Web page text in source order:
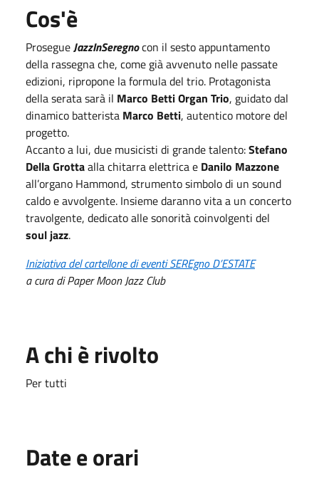
Cos'è
ProsegueJazzInSeregnocon il sesto appuntamento
della rassegna che, come già avvenuto nelle passate
edizioni, ripropone la formula del trio. Protagonista
della serata sarà il Marco Betti Organ Trio, guidato dal
dinamico batterista Marco Betti, autentico motore del
progetto.
Accanto a lui, due musicisti di grande talento:Stefano
Della Grottaalla chitarra elettrica e Danilo Mazzone
all’organo Hammond, strumento simbolo di un sound
caldo e avvolgente. Insieme daranno vita a un concerto
travolgente, dedicato alle sonorità coinvolgenti del
soul jazz.
Iniziativa del cartellone di eventi SEREgno D’ESTATE
a cura di Paper Moon Jazz Club
A chi è rivolto
Per tutti
Date e orari